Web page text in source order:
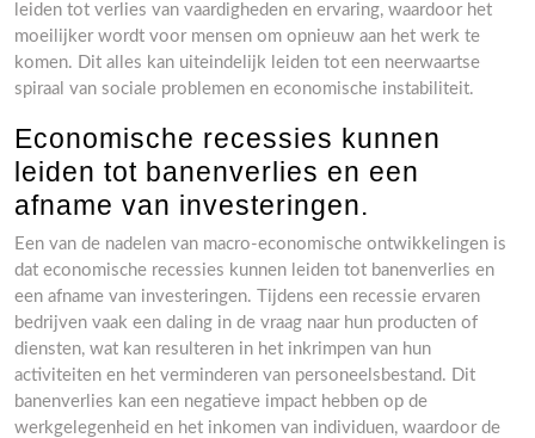
leiden tot verlies van vaardigheden en ervaring, waardoor het
moeilijker wordt voor mensen om opnieuw aan het werk te
komen. Dit alles kan uiteindelijk leiden tot een neerwaartse
spiraal van sociale problemen en economische instabiliteit.
Economische recessies kunnen
leiden tot banenverlies en een
afname van investeringen.
Een van de nadelen van macro-economische ontwikkelingen is
dat economische recessies kunnen leiden tot banenverlies en
een afname van investeringen. Tijdens een recessie ervaren
bedrijven vaak een daling in de vraag naar hun producten of
diensten, wat kan resulteren in het inkrimpen van hun
activiteiten en het verminderen van personeelsbestand. Dit
banenverlies kan een negatieve impact hebben op de
werkgelegenheid en het inkomen van individuen, waardoor de